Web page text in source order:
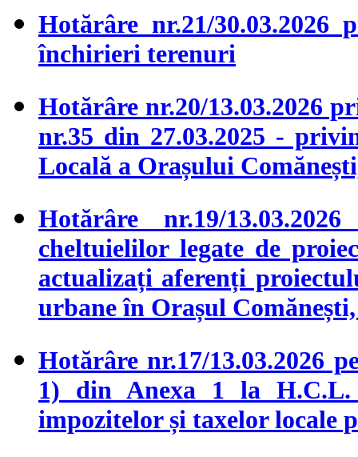
Hotărâre nr.21/
închirieri terenuri
Hotărâre nr.20/13.03.2026
nr.35 din 27.03.2025 -
Locală a Orașului
Hotărâre nr.19/
cheltuielilor legate de
actualizați aferenți
urbane în Orașul
Hotărâre nr.17/13.03.2026
1) din Anexa 1 la H.C.L.
impozitelor și taxelor locale